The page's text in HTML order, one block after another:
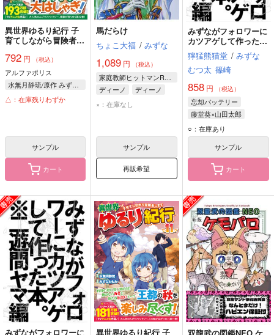
異世界ゆるり紀行 子
育てしながら冒険者し
792 円 （税込）
アルファポリス
水無月静琉/原作 みずなともみ/漫画 やまかわ/キャラクター原案
△：在庫残りわずか
サンプル
カート
馬だらけ
ちょこ大福 / みずな
1,089 円 （税込）
家庭教師ヒットマンREBORN！
ディーノ
ディーノ
×：在庫なし
サンプル
再販希望
みずながフォロワーに
カツアゲして作った
本。※二遊間ヤマ編
獰猛熊猫堂 / みずな
むつ太 篠崎
858円 （税込）
忘却バッテリー
藤堂葵×山田太郎
藤堂葵
山田太郎
千早瞬平
○：在庫あり
サンプル
カート
みずながフォロワーに
異世界ゆるり紀行 子